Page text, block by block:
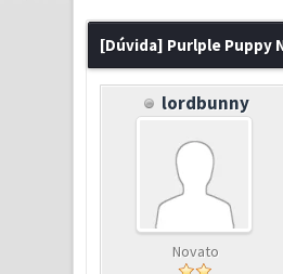
[Dúvida] Purlple Puppy
lordbunny
Novato